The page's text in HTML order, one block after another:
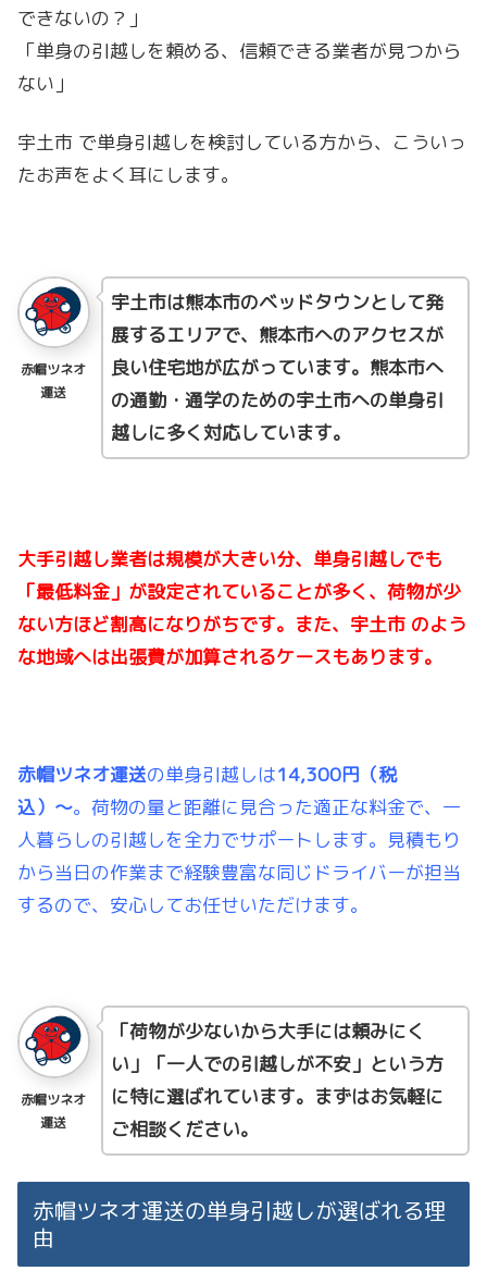
できないの？」
「単身の引越しを頼める、信頼できる業者が見つから
ない」
宇土市 で単身引越しを検討している方から、こういっ
たお声をよく耳にします。
赤帽ツネオ
運送
宇土市は熊本市のベッドタウンとして発
展するエリアで、熊本市へのアクセスが
良い住宅地が広がっています。熊本市へ
の通勤・通学のための宇土市への単身引
越しに多く対応しています。
大手引越し業者は規模が大きい分、単身引越しでも
「最低料金」が設定されていることが多く、荷物が少
ない方ほど割高になりがちです。また、宇土市 のよう
な地域へは出張費が加算されるケースもあります。
赤帽ツネオ運送の単身引越しは14,300円（税
込）〜。荷物の量と距離に見合った適正な料金で、一
人暮らしの引越しを全力でサポートします。見積もり
から当日の作業まで経験豊富な同じドライバーが担当
するので、安心してお任せいただけます。
赤帽ツネオ
運送
「荷物が少ないから大手には頼みにく
い」「一人での引越しが不安」という方
に特に選ばれています。まずはお気軽に
ご相談ください。
赤帽ツネオ運送の単身引越しが選ばれる理
由